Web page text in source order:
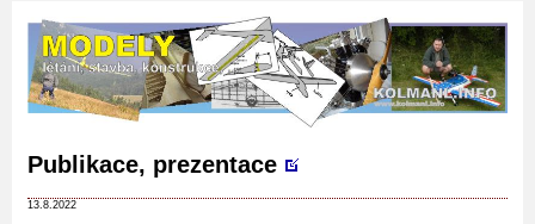
Publikace, prezentace
13.8.2022